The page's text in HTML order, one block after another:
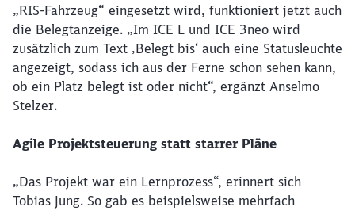
„RIS-Fahrzeug“ eingesetzt wird, funktioniert jetzt auch
die Belegtanzeige. „Im ICE L und ICE 3neo wird
zusätzlich zum Text ‚Belegt bis‘ auch eine Statusleuchte
angezeigt, sodass ich aus der Ferne schon sehen kann,
ob ein Platz belegt ist oder nicht“, ergänzt Anselmo
Stelzer.
Agile Projektsteuerung statt starrer Pläne
„Das Projekt war ein Lernprozess“, erinnert sich
Tobias Jung. So gab es beispielsweise mehrfach